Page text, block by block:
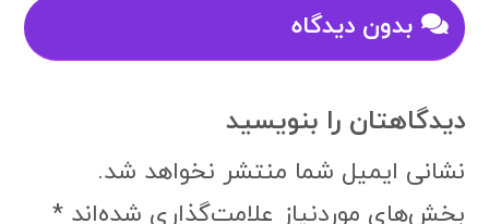
بدون دیدگاه
دیدگاهتان را بنویسید
نشانی ایمیل شما منتشر نخواهد شد.
بخش‌های موردنیاز علامت‌گذاری شده‌اند*